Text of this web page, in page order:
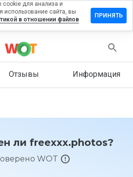
Отзывы Информация
ли freexxx.photos?
WOT
cookie для анализа и
использование сайта, вы
в отношении файлов
ПРИНЯТЬ